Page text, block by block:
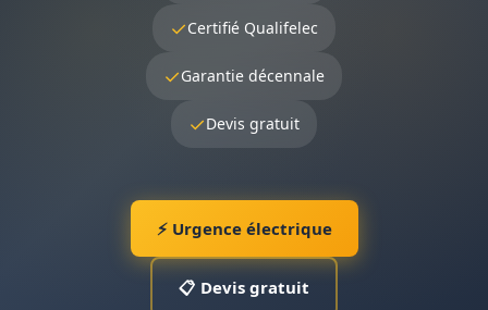
✓Certifié Qualifelec
✓Garantie décennale
✓Devis gratuit
⚡ Urgence électrique
📋 Devis gratuit